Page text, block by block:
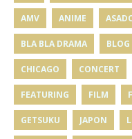
AMV ANIME
BLA BLA DRAMA BLOG
CHICAGO CONCERT
FEATURING FILM
GETSUKU JAPON